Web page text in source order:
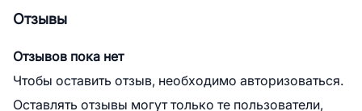
Отзывы
Отзывов пока нет
Чтобы оставить отзыв, необходимо авторизоваться.
Оставлять отзывы могут только те пользователи,